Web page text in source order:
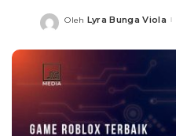
Posted
Oleh Lyra Bunga Viola